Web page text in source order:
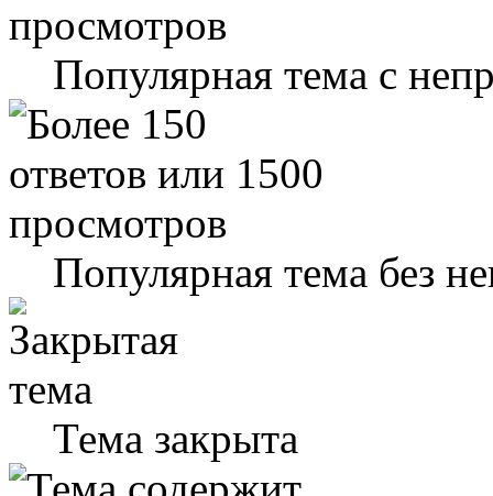
Популярная тема с
Популярная тема без
Тема закрыта